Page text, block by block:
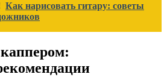
Как нарисовать гитару: советы